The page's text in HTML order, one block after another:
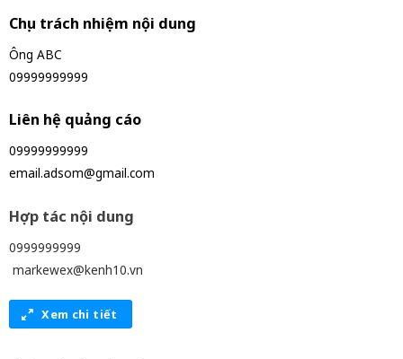
Chịu trách nhiệm nội dung
Ông ABC
09999999999
Liên hệ quảng cáo
09999999999
email.adsom@gmail.com
Hợp tác nội dung
0999999999
markewex@kenh10.vn
Xem chi tiết